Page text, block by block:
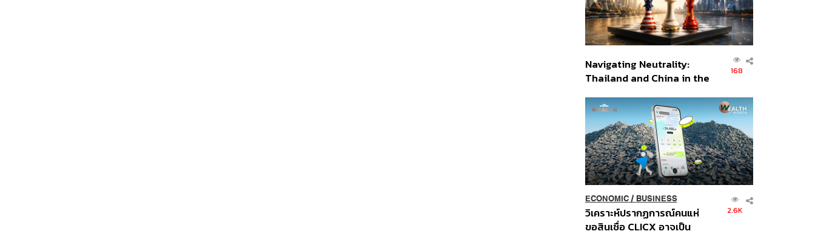
Navigating Neutrality:
Thailand and China in the
Order
168
ECONOMIC/ BUSINESS
วิเคราะห์ปรากฏการณ์คนแห่
ขอสินเชื่อ CLICX อาจเป็น
2.6K